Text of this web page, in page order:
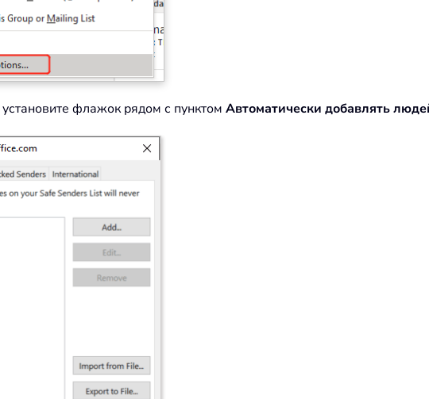
установите флажок рядом с пунктом Автоматически добавлять